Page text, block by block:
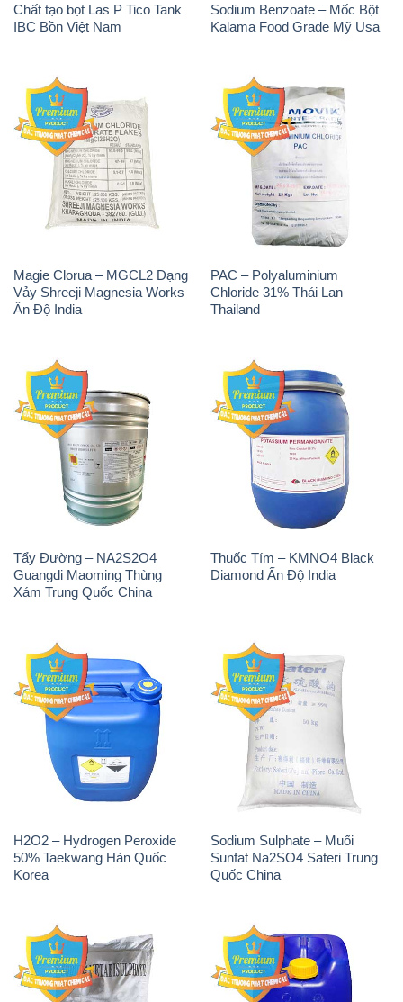
Chất tạo bọt Las P Tico Tank
IBC Bồn Việt Nam
Sodium Benzoate – Mốc Bột
Kalama Food Grade Mỹ Usa
Magie Clorua – MGCL2 Dạng
Vảy Shreeji Magnesia Works
Ấn Độ India
PAC – Polyaluminium
Chloride 31% Thái Lan
Thailand
Tẩy Đường – NA2S2O4
Guangdi Maoming Thùng
Xám Trung Quốc China
Thuốc Tím – KMNO4 Black
Diamond Ấn Độ India
H2O2 – Hydrogen Peroxide
50% Taekwang Hàn Quốc
Korea
Sodium Sulphate – Muối
Sunfat Na2SO4 Sateri Trung
Quốc China